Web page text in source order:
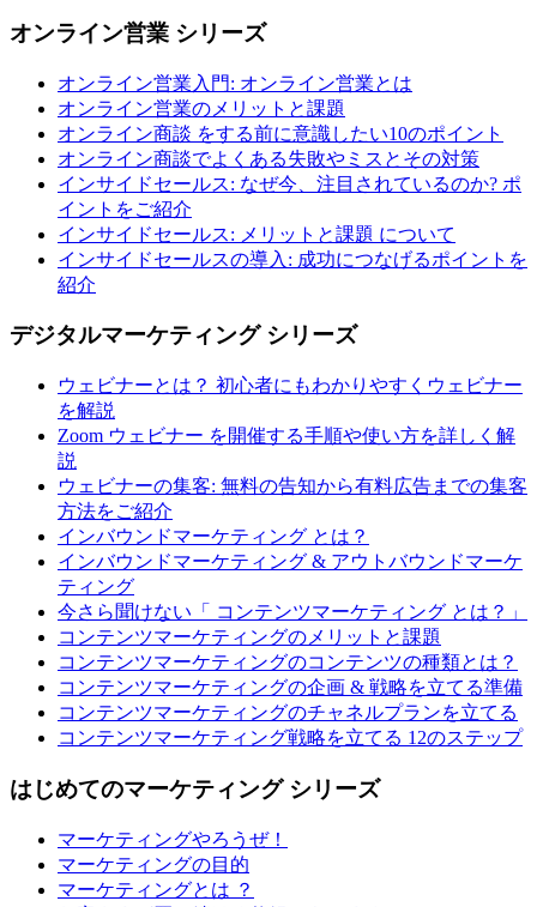
オンライン営業 シリーズ
オンライン営業入門: オンライン営業とは
オンライン営業のメリットと課題
オンライン商談 をする前に意識したい10のポイント
オンライン商談でよくある失敗やミスとその対策
インサイドセールス: なぜ今、注目されているのか? ポ
イントをご紹介
インサイドセールス: メリットと課題 について
インサイドセールスの導入: 成功につなげるポイントを
紹介
デジタルマーケティング シリーズ
ウェビナーとは？ 初心者にもわかりやすくウェビナー
を解説
Zoom ウェビナー を開催する手順や使い方を詳しく解
説
ウェビナーの集客: 無料の告知から有料広告までの集客
方法をご紹介
インバウンドマーケティング とは？
インバウンドマーケティング & アウトバウンドマーケ
ティング
今さら聞けない「 コンテンツマーケティング とは？」
コンテンツマーケティングのメリットと課題
コンテンツマーケティングのコンテンツの種類とは？
コンテンツマーケティングの企画 & 戦略を立てる準備
コンテンツマーケティングのチャネルプランを立てる
コンテンツマーケティング戦略を立てる 12のステップ
はじめてのマーケティング シリーズ
マーケティングやろうぜ！
マーケティングの目的
マーケティングとは ？